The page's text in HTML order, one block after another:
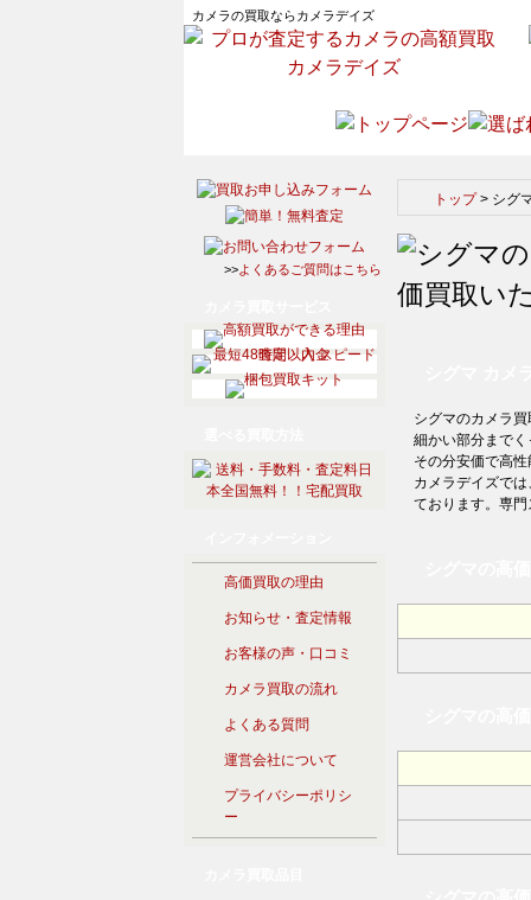
カメラの買取ならカメラデイズ
トップ> シグ
シグマのカメラ
細かい部分まで
その分安価で高
カメラデイズで
ております。専
>>よくあるご質問はこちら
高価買取の理由
お知らせ・査定情報
お客様の声・口コミ
カメラ買取の流れ
よくある質問
運営会社について
プライバシーポリシ
ー